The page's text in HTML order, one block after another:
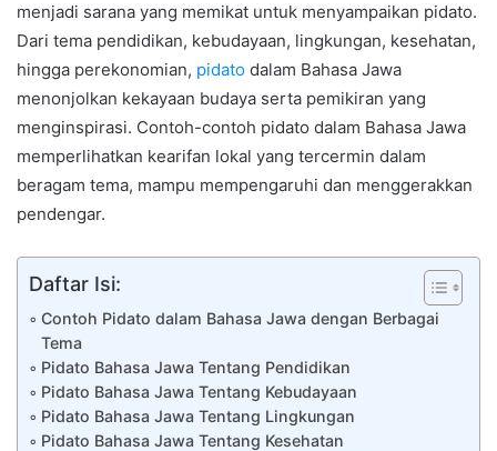
menjadi sarana yang memikat untuk menyampaikan pidato.
Dari tema pendidikan, kebudayaan, lingkungan, kesehatan,
hingga perekonomian, pidato dalam Bahasa Jawa
menonjolkan kekayaan budaya serta pemikiran yang
menginspirasi. Contoh-contoh pidato dalam Bahasa Jawa
memperlihatkan kearifan lokal yang tercermin dalam
beragam tema, mampu mempengaruhi dan menggerakkan
pendengar.
Daftar Isi:
Contoh Pidato dalam Bahasa Jawa dengan Berbagai
Tema
Pidato Bahasa Jawa Tentang Pendidikan
Pidato Bahasa Jawa Tentang Kebudayaan
Pidato Bahasa Jawa Tentang Lingkungan
Pidato Bahasa Jawa Tentang Kesehatan